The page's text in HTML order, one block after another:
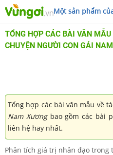
Một sản phẩm
TỔNG HỢP CÁC BÀI VĂN
CHUYỆN NGƯỜI CON GÁI
Tổng hợp các bài văn mẫu về
Nam Xươngbao gồm các bài
liên hệ hay nhất.
Phân tích giá trị nhân đạo trong